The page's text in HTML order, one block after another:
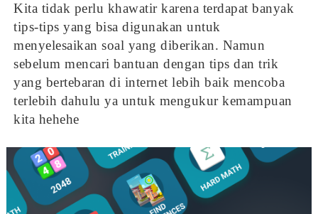
Kita tidak perlu khawatir karena terdapat banyak
tips-tips yang bisa digunakan untuk
menyelesaikan soal yang diberikan. Namun
sebelum mencari bantuan dengan tips dan trik
yang bertebaran di internet lebih baik mencoba
terlebih dahulu ya untuk mengukur kemampuan
kita hehehe